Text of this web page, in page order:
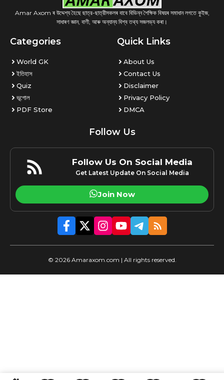
Amar Axom ৰ উদ্দেশ্য হৈছে ছাত্র-ছাত্রীসকলৰ বাবে বিভিন্ন শৈক্ষিক বিষয়ৰ সমাধান লগতে কুইজ,
সাধাৰণ জ্ঞান, বাণী, আৰু অন্যান্য বিশ্ব তথ্য সজলভ্য কৰা।
Categories
World GK
ইতিহাস
Quiz
ভূগোল
PDF Store
Quick Links
About Us
Contact Us
Disclaimer
Privacy Policy
DMCA
Follow Us
Follow Us On Social Media
Get Latest Update On Social Media
Join Now
© 2026 Amaraxom.com | All rights reserved.